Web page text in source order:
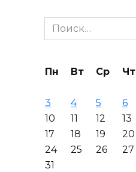
Search
for:
Пн Вт Ср Чт
3
4 5 6
10
11 12 13
17
18 19 20
24
25 26 27
31